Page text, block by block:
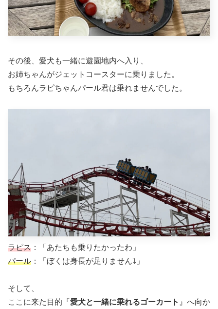
その後、愛犬も一緒に遊園地内へ入り、
お姉ちゃんがジェットコースターに乗りました。
もちろんラピちゃんパール君は乗れませんでした。
ラピス ：「あたちも乗りたかったわ」
パール ：「ぼくは身長が足りません⤵︎」
そして、
ここに来た目的『 愛犬と一緒に乗れるゴーカート 』へ向か